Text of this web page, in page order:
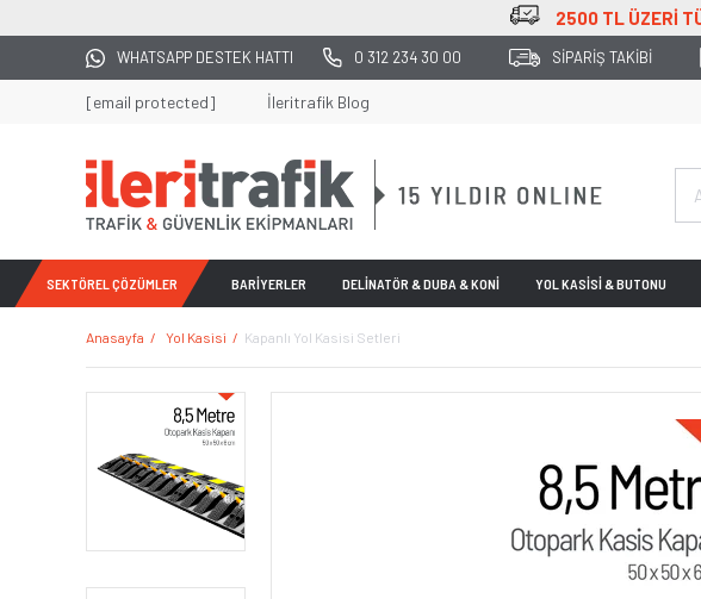
2500 TL ÜZERİ TÜM ALIŞVERİŞLERDE KARGO BEDAVA
WHATSAPP DESTEK HATTI 0 312 234 30 00 SİPARİŞ TAKİBİ
[email protected] İleritrafik Blog
SEKTÖREL ÇÖZÜMLER BARİYERLER DELİNATÖR & DUBA & KONİ YOL KASİSİ & BUTONU
Anasayfa Yol Kasisi Kapanlı Yol Kasisi Setleri